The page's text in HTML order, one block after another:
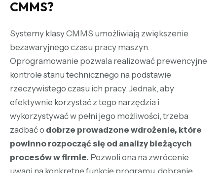
CMMS?
Systemy klasy CMMS umożliwiają zwiększenie
bezawaryjnego czasu pracy maszyn.
Oprogramowanie pozwala realizować prewencyjne
kontrole stanu technicznego na podstawie
rzeczywistego czasu ich pracy. Jednak, aby
efektywnie korzystać z tego narzędzia i
wykorzystywać w pełni jego możliwości, trzeba
zadbać o dobrze prowadzone wdrożenie, które
powinno rozpocząć się od analizy bieżących
procesów w firmie. Pozwoli ona na zwrócenie
uwagi na konkretne funkcje programu, dobranie